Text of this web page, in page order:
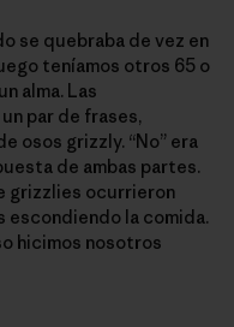
se quebraba de vez en
teníamos otros 65 o
alma. Las
par de frases,
osos grizzly. “No” era
de ambas partes.
grizzlies ocurrieron
escondiendo la comida.
hicimos nosotros